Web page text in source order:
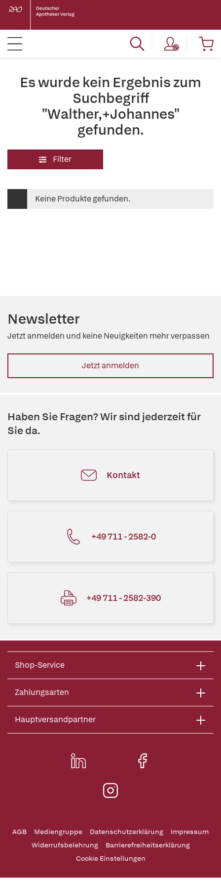
Es wurde kein Ergebnis zum
Suchbegriff
"Walther,+Johannes"
gefunden.
Filter
Keine Produkte gefunden.
Newsletter
Jetzt anmelden und keine Neuigkeiten mehr verpassen
Jetzt anmelden
Haben Sie Fragen? Wir sind jederzeit für
Sie da.
Kontakt
+49 711 - 2582-0
+49 711 - 2582-390
Shop-Service
Zahlungsarten
Hauptversandpartner
AGB Mediengruppe Datenschutzerklärung
Impressum
Widerrufsbelehrung
Barrierefreiheitserklärung
Cookie Einstellungen